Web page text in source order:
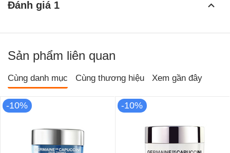
Đánh giá 1
Sản phẩm liên quan
Cùng danh mục Cùng thương hiệu Xem gần đây
-10% -10%